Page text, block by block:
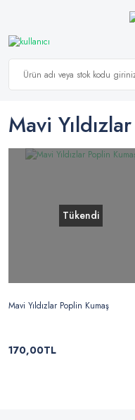
Mavi
Tükendi
Mavi Yıldızlar Poplin Kumaş
170,00TL